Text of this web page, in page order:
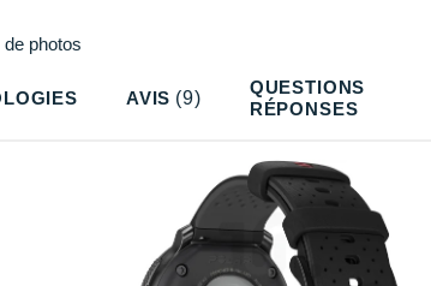
Plus
de photos
AVIS (9)
QUESTIONS
RÉPONSES